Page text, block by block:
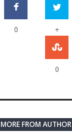
0 +
0
MORE FROM AUTHOR